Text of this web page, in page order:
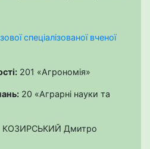
спеціалізованої вченої
201 «Агрономія»
20 «Аграрні науки та
КОЗИРСЬКИЙ Дмитро